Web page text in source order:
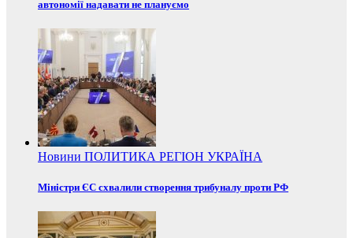
автономії надавати не плануємо
Новини ПОЛИТИКА РЕГІОН УКРАЇНА
Міністри ЄС схвалили створення трибуналу проти РФ